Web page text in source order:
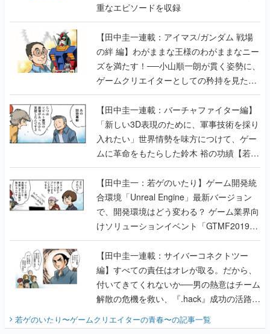
重なエピソードを収録
【田中圭一連載：アイマス/ガンダム 戦場
の絆 編】わがままな王様のわがままなニー
ズを満たす！──小山順一朗が貫く姿勢に、
ゲームクリエイターとしての矜持を見た
【若ゲのいたり最終回】
【田中圭一連載：バーチャファイター編】
「新しい3D表現のために、軍事技術を採り
入れたい」世界情勢を味方につけて、ゲー
ムに革命をもたらした鈴木 裕の功績【若ゲ
のいたり】
【田中圭一：若ゲのいたり】ゲーム開発統
合環境「Unreal Engine」最新バージョン
で、開発環境はどう変わる？ ゲーム業界向
けソリューションイベント「GTMF2019」
に行って、より理解を深めよう【PR】
【田中圭一連載：サイバーコネクトツー
編】すべての責任はオレが取る。だから、
付いてきてくれないか──男の熱意はチーム
解散の危機を救い、『.hack』成功の活路を
開く。業界の快男児・松山 洋に流れる血は
『少年ジャンプ』色だった【若ゲのいた
若ゲのいたり〜ゲームクリエイターの青春〜の記事一覧